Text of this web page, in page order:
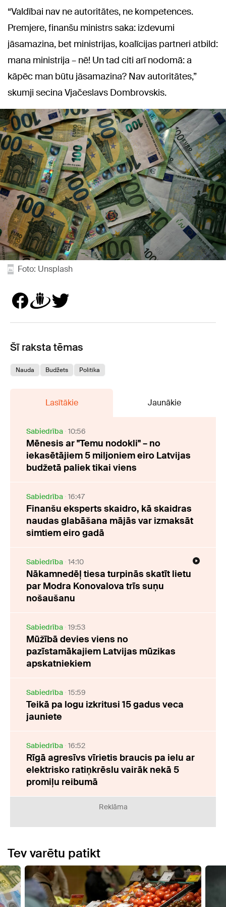
“Valdībai nav ne autoritātes, ne kompetences.
Premjere, finanšu ministrs saka: izdevumi
jāsamazina, bet ministrijas, koalīcijas partneri atbild:
mana ministrija – nē! Un tad citi arī nodomā: a
kāpēc man būtu jāsamazina? Nav autoritātes,”
skumji secina Vjačeslavs Dombrovskis.
Foto: Unsplash
Šī raksta tēmas
Nauda Budžets Politika
Lasītākie Jaunākie
Sabiedrība 10:56
Mēnesis ar "Temu nodokli" – no
iekasētājiem 5 miljoniem eiro Latvijas
budžetā paliek tikai viens
Sabiedrība 16:47
Finanšu eksperts skaidro, kā skaidras
naudas glabāšana mājās var izmaksāt
simtiem eiro gadā
Sabiedrība 14:10
Nākamnedēļ tiesa turpinās skatīt lietu
par Modra Konovalova trīs suņu
nošaušanu
Sabiedrība 19:53
Mūžībā devies viens no
pazīstamākajiem Latvijas mūzikas
apskatniekiem
Sabiedrība 15:59
Teikā pa logu izkritusi 15 gadus veca
jauniete
Sabiedrība 16:52
Rīgā agresīvs vīrietis braucis pa ielu ar
elektrisko ratiņkrēslu vairāk nekā 5
promiļu reibumā
Reklāma
Tev varētu patikt